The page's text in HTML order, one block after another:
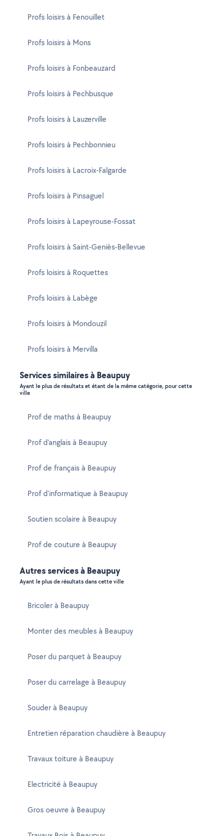
Profs loisirs à Fenouillet
Profs loisirs à Mons
Profs loisirs à Fonbeauzard
Profs loisirs à Pechbusque
Profs loisirs à Lauzerville
Profs loisirs à Pechbonnieu
Profs loisirs à Lacroix-Falgarde
Profs loisirs à Pinsaguel
Profs loisirs à Lapeyrouse-Fossat
Profs loisirs à Saint-Geniès-Bellevue
Profs loisirs à Roquettes
Profs loisirs à Labège
Profs loisirs à Mondouzil
Profs loisirs à Mervilla
Services similaires à Beaupuy
Ayant le plus de résultats et étant de la même catégorie, pour cette
ville
Prof de maths à Beaupuy
Prof d'anglais à Beaupuy
Prof de français à Beaupuy
Prof d'informatique à Beaupuy
Soutien scolaire à Beaupuy
Prof de couture à Beaupuy
Autres services à Beaupuy
Ayant le plus de résultats dans cette ville
Bricoler à Beaupuy
Monter des meubles à Beaupuy
Poser du parquet à Beaupuy
Poser du carrelage à Beaupuy
Souder à Beaupuy
Entretien réparation chaudière à Beaupuy
Travaux toiture à Beaupuy
Electricité à Beaupuy
Gros oeuvre à Beaupuy